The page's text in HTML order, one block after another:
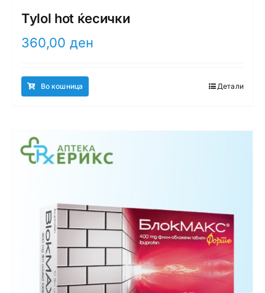
Tylol hot ќесички
360,00 ден
Во кошница Детали